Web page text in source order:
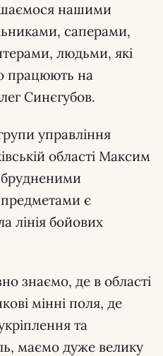
нашими
саперами,
людьми, які
працюють на
Синєгубов.
управління
області Максим
є
лінія бойових
знаємо, де в області
мінні поля, де
та
маємо дуже велику